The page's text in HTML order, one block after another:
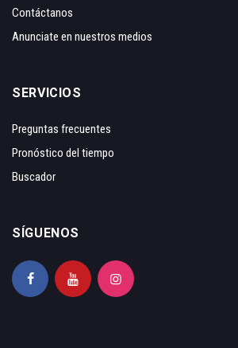
Contáctanos
Anunciate en nuestros medios
SERVICIOS
Preguntas frecuentes
Pronóstico del tiempo
Buscador
SÍGUENOS